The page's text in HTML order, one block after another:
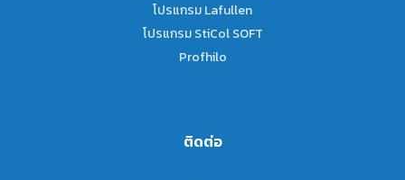
โปรแกรม Lafullen
โปรแกรม StiCol SOFT
Profhilo
ติดต่อ